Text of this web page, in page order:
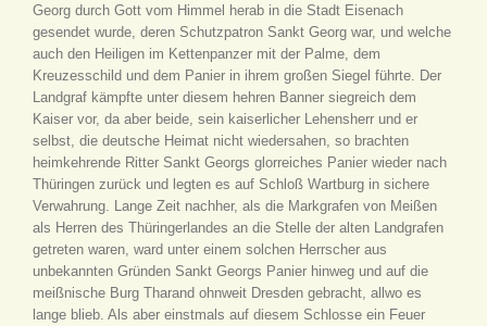
Georg durch Gott vom Himmel herab in die Stadt Eisenach
gesendet wurde, deren Schutzpatron Sankt Georg war, und welche
auch den Heiligen im Kettenpanzer mit der Palme, dem
Kreuzesschild und dem Panier in ihrem großen Siegel führte. Der
Landgraf kämpfte unter diesem hehren Banner siegreich dem
Kaiser vor, da aber beide, sein kaiserlicher Lehensherr und er
selbst, die deutsche Heimat nicht wiedersahen, so brachten
heimkehrende Ritter Sankt Georgs glorreiches Panier wieder nach
Thüringen zurück und legten es auf Schloß Wartburg in sichere
Verwahrung. Lange Zeit nachher, als die Markgrafen von Meißen
als Herren des Thüringerlandes an die Stelle der alten Landgrafen
getreten waren, ward unter einem solchen Herrscher aus
unbekannten Gründen Sankt Georgs Panier hinweg und auf die
meißnische Burg Tharand ohnweit Dresden gebracht, allwo es
lange blieb. Als aber einstmals auf diesem Schlosse ein Feuer